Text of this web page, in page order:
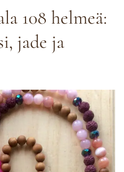
108 helmeä:
jade ja